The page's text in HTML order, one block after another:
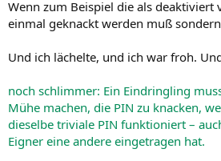
Wenn zum Beispiel die als deaktiviert
einmal geknackt werden muß
Und ich lächelte, und ich war froh.
noch schlimmer: Ein Eindringling
Mühe machen, die PIN zu knacken,
dieselbe triviale PIN funktioniert –
Eigner eine andere eingetragen hat.